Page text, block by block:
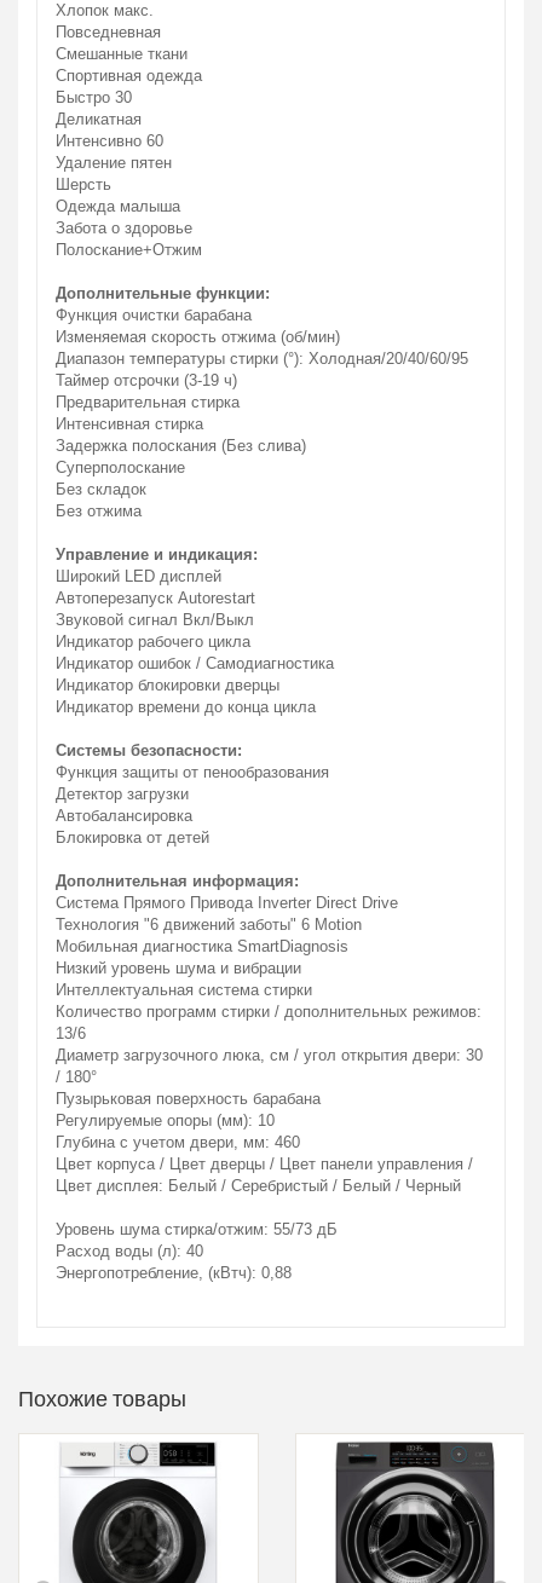
Хлопок макс.
Повседневная
Смешанные ткани
Спортивная одежда
Быстро 30
Деликатная
Интенсивно 60
Удаление пятен
Шерсть
Одежда малыша
Забота о здоровье
Полоскание+Отжим
Дополнительные функции:
Функция очистки барабана
Изменяемая скорость отжима (об/мин)
Диапазон температуры стирки (°): Холодная/20/40/60/95
Таймер отсрочки (3-19 ч)
Предварительная стирка
Интенсивная стирка
Задержка полоскания (Без слива)
Суперполоскание
Без складок
Без отжима
Управление и индикация:
Широкий LED дисплей
Автоперезапуск Autorestart
Звуковой сигнал Вкл/Выкл
Индикатор рабочего цикла
Индикатор ошибок / Самодиагностика
Индикатор блокировки дверцы
Индикатор времени до конца цикла
Системы безопасности:
Функция защиты от пенообразования
Детектор загрузки
Автобалансировка
Блокировка от детей
Дополнительная информация:
Система Прямого Привода Inverter Direct Drive
Технология "6 движений заботы" 6 Motion
Мобильная диагностика SmartDiagnosis
Низкий уровень шума и вибрации
Интеллектуальная система стирки
Количество программ стирки / дополнительных режимов:
13/6
Диаметр загрузочного люка, см / угол открытия двери: 30
/ 180°
Пузырьковая поверхность барабана
Регулируемые опоры (мм): 10
Глубина с учетом двери, мм: 460
Цвет корпуса / Цвет дверцы / Цвет панели управления /
Цвет дисплея: Белый / Серебристый / Белый / Черный
Уровень шума стирка/отжим: 55/73 дБ
Расход воды (л): 40
Энергопотребление, (кВтч): 0,88
Похожие товары